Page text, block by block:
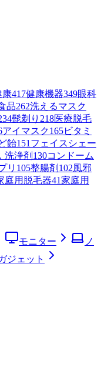
康417健康機器349眼科
品262洗えるマスク
髭剃り 218医療脱毛
アイマスク165ビタミ
飴151フェイスシェー
洗浄剤 130コンドーム
リ 105整腸剤 102風邪
庭用脱毛器41家庭用
モニター
ノ
ジェット